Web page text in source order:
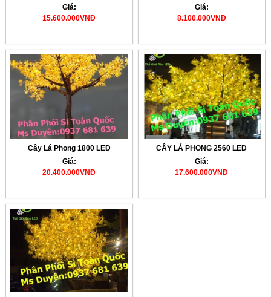
Giá:
15.600.000VNĐ
Giá:
8.100.000VNĐ
Cây Lá Phong 1800 LED
Giá:
20.400.000VNĐ
CÂY LÁ PHONG 2560 LED
Giá:
17.600.000VNĐ